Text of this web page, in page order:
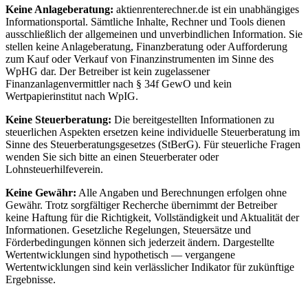
Keine Anlageberatung: aktienrenterechner.de ist ein unabhängiges
Informationsportal. Sämtliche Inhalte, Rechner und Tools dienen
ausschließlich der allgemeinen und unverbindlichen Information. Sie
stellen keine Anlageberatung, Finanzberatung oder Aufforderung
zum Kauf oder Verkauf von Finanzinstrumenten im Sinne des
WpHG dar. Der Betreiber ist kein zugelassener
Finanzanlagenvermittler nach § 34f GewO und kein
Wertpapierinstitut nach WpIG.
Keine Steuerberatung: Die bereitgestellten Informationen zu
steuerlichen Aspekten ersetzen keine individuelle Steuerberatung im
Sinne des Steuerberatungsgesetzes (StBerG). Für steuerliche Fragen
wenden Sie sich bitte an einen Steuerberater oder
Lohnsteuerhilfeverein.
Keine Gewähr: Alle Angaben und Berechnungen erfolgen ohne
Gewähr. Trotz sorgfältiger Recherche übernimmt der Betreiber
keine Haftung für die Richtigkeit, Vollständigkeit und Aktualität der
Informationen. Gesetzliche Regelungen, Steuersätze und
Förderbedingungen können sich jederzeit ändern. Dargestellte
Wertentwicklungen sind hypothetisch — vergangene
Wertentwicklungen sind kein verlässlicher Indikator für zukünftige
Ergebnisse.